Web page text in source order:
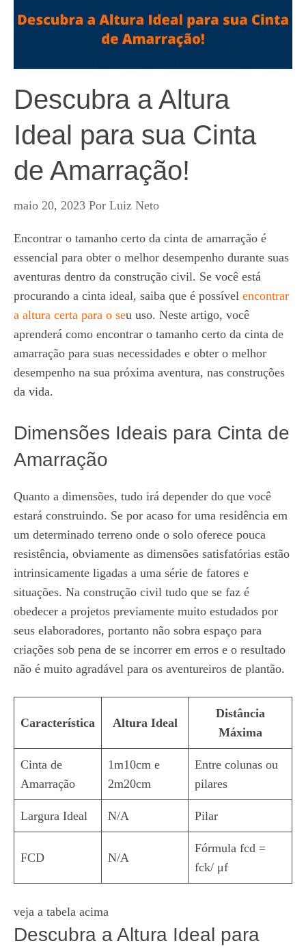
Descubra a Altura
Ideal para sua Cinta
de Amarração!
maio 20, 2023 Por Luiz Neto
Encontrar o tamanho certo da cinta de amarração é
essencial para obter o melhor desempenho durante suas
aventuras dentro da construção civil. Se você está
procurando a cinta ideal, saiba que é possível encontrar
a altura certa para o seu uso. Neste artigo, você
aprenderá como encontrar o tamanho certo da cinta de
amarração para suas necessidades e obter o melhor
desempenho na sua próxima aventura, nas construções
da vida.
Dimensões Ideais para Cinta de
Amarração
Quanto a dimensões, tudo irá depender do que você
estará construindo. Se por acaso for uma residência em
um determinado terreno onde o solo oferece pouca
resistência, obviamente as dimensões satisfatórias estão
intrinsicamente ligadas a uma série de fatores e
situações. Na construção civil tudo que se faz é
obedecer a projetos previamente muito estudados por
seus elaboradores, portanto não sobra espaço para
criações sob pena de se incorrer em erros e o resultado
não é muito agradável para os aventureiros de plantão.
Característica Altura Ideal
Distância
Máxima
Cinta de
Amarração
1m10cm e
2m20cm
Entre colunas ou
pilares
Largura Ideal N/A Pilar
FCD N/A
Fórmula fcd =
fck/ μf
veja a tabela acima
Descubra a Altura Ideal para